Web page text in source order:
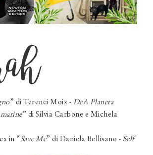
” di Terenci Moix -DeA Planeta
” di Silvia Carbone e Michela
in “Save Me” di Daniela Bellisano - Self